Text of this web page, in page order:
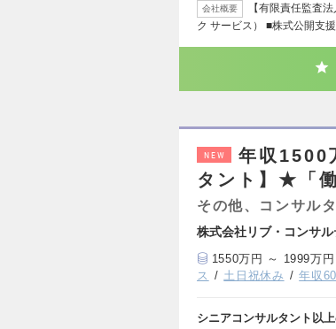
会社概要
【有限責任監査
ク サービス） ■株式公開支
NEW
年収1500
タント】★「
その他、コンサル
株式会社リブ・コンサ
1550万円 ～ 1999万円
ス
土日祝休み 年収
シニアコンサルタント以